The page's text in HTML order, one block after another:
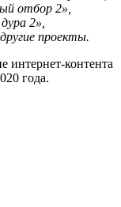
отбор 2»,
2»,
проекты.
интернет-контента
года.